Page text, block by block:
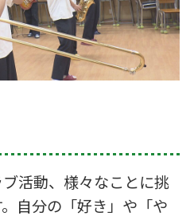
活動、様々なことに挑
自分の「好き」や「や